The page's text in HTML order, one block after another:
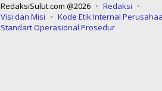
RedaksiSulut.com @2026
Redaksi
Visi dan Misi
Kode Etik Internal
Standart Operasional Prosedur